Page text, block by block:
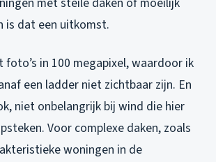
is dat een uitkomst.
foto’s in 100 megapixel, waardoor ik
een ladder niet zichtbaar zijn. En
niet onbelangrijk bij wind die hier
Voor complexe daken, zoals
woningen in de